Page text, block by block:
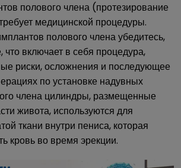
полового члена (протезирование
медицинской процедуры.
полового члена убедитесь,
что включает в себя процедура,
риски, осложнения и последующее
по установке надувных
члена цилиндры, размещенные
живота, используются для
ткани внутри пениса, которая
кровь во время эрекции.